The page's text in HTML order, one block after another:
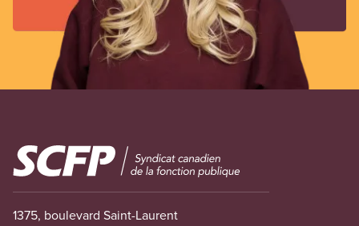
Image
1375, boulevard Saint-Laurent